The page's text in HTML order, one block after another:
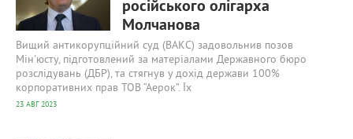
російського олігарха
Молчанова
Вищий антикорупційний суд (ВАКС) задовольнив позов
Мін'юсту, підготовлений за матеріалами Державного бюро
розслідувань (ДБР), та стягнув у дохід держави 100%
корпоративних прав ТОВ “Аерок”. Їх
23 АВГ 2023